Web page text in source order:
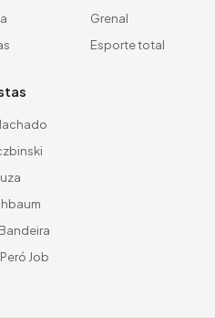
Grenal
Esporte total
Job